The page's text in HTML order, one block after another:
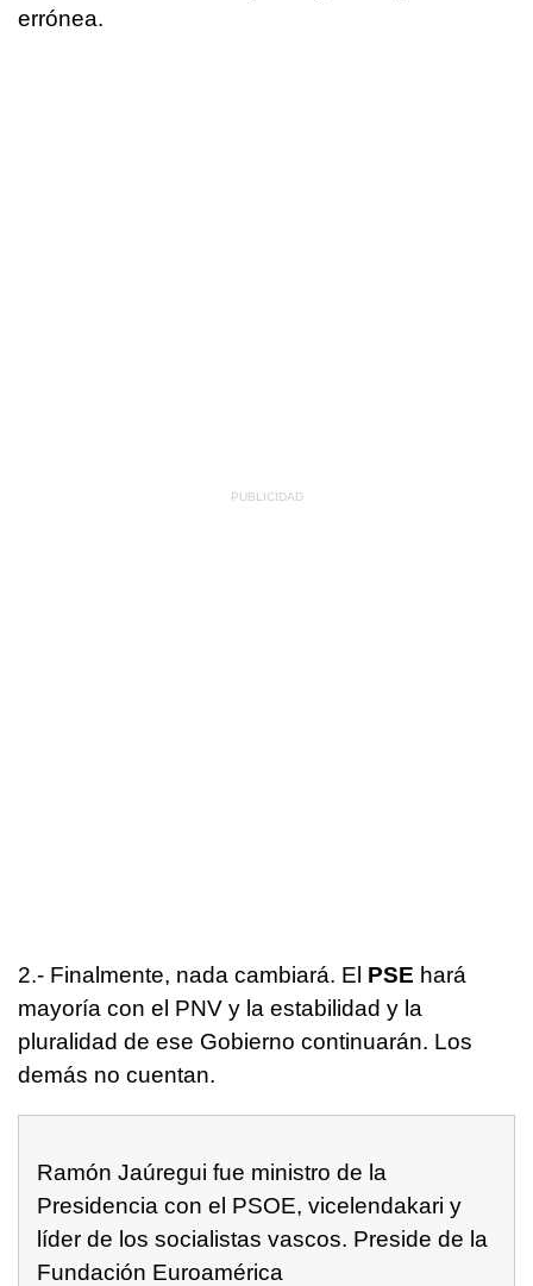
errónea.
2.- Finalmente, nada cambiará. El PSE hará
mayoría con el PNV y la estabilidad y la
pluralidad de ese Gobierno continuarán. Los
demás no cuentan.
Ramón Jaúregui fue ministro de la
Presidencia con el PSOE, vicelendakari y
líder de los socialistas vascos. Preside de la
Fundación Euroamérica